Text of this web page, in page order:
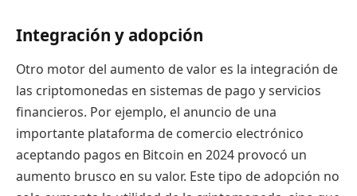
Integración y adopción
Otro motor del aumento de valor es la integración de
las criptomonedas en sistemas de pago y servicios
financieros. Por ejemplo, el anuncio de una
importante plataforma de comercio electrónico
aceptando pagos en Bitcoin en 2024 provocó un
aumento brusco en su valor. Este tipo de adopción no